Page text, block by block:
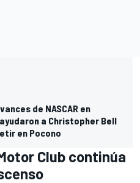
de NASCAR en
a Christopher Bell
en Pocono
Club continúa